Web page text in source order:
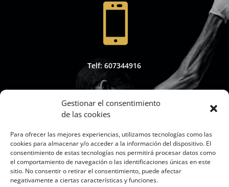
Gestionar el consentimiento
de las cookies
Para ofrecer las mejores experiencias, utilizamos tecnologías como las
cookies para almacenar y/o acceder a la información del dispositivo. El
consentimiento de estas tecnologías nos permitirá procesar datos como
el comportamiento de navegación o las identificaciones únicas en este
sitio. No consentir o retirar el consentimiento, puede afectar
negativamente a ciertas características y funciones.

Telf: 607344916

Whapsap: 607344916